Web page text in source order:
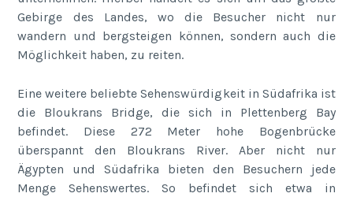
Gebirge des Landes, wo die Besucher nicht nur
wandern und bergsteigen können, sondern auch die
Möglichkeit haben, zu reiten.
Eine weitere beliebte Sehenswürdigkeit in Südafrika ist
die Bloukrans Bridge, die sich in Plettenberg Bay
befindet. Diese 272 Meter hohe Bogenbrücke
überspannt den Bloukrans River. Aber nicht nur
Ägypten und Südafrika bieten den Besuchern jede
Menge Sehenswertes. So befindet sich etwa in